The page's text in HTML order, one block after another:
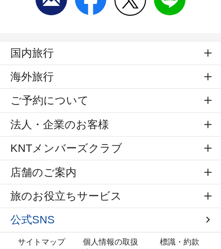
国内旅行
海外旅行
ご予約について
法人・企業のお客様
KNTメンバーズクラブ
店舗のご案内
旅のお役立ちサービス
公式SNS
サイトマップ 個人情報の取扱
標識・約款